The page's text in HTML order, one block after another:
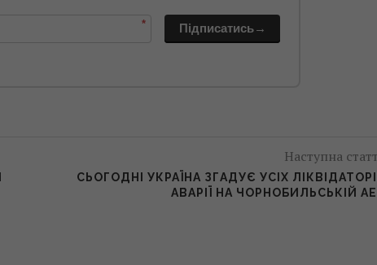
* Підписатись→
Наступна
СЬОГОДНІ УКРАЇНА ЗГАДУЄ УСІХ
АВАРІЇ НА ЧОРНОБИЛЬСЬКІЙ